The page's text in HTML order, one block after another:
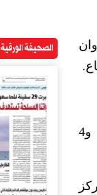
العدوان
وذكر أن المهام التي نفذتها طواقم الدفاع المدني، تضمنت؛ 5 مهمات إطفاء، ومهمتي إنقاذ، و11 مهمة إسعاف، و4
الصحيفة الورقية